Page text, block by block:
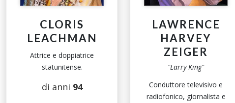
CLORIS
LEACHMAN
Attrice e doppiatrice
statunitense.
di anni 94
LAWRENCE
HARVEY
ZEIGER
"Larry King"
Conduttore televisivo e
radiofonico, giornalista e